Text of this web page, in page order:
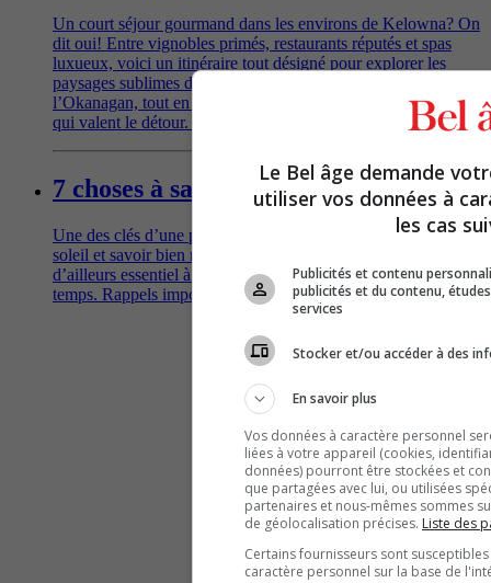
Un court séjour gourmand dans les environs de Kelowna? On
dit oui! Entre vignobles primés, restaurants réputés et spas
luxueux, voici un itinéraire tout désigné pour explorer les
paysages sublimes de Lake Country, au cœur de la vallée de
l’Okanagan, tout en découvrant des trésors gastronomiques
qui valent le détour. Suivez le guide!
7 choses à savoir sur la crème solaire
Une des clés d’une peau en santé? Limiter l’exposition au
soleil et savoir bien manier la protection solaire, un allié
d’ailleurs essentiel à longueur d’année, beau temps, mauvais
temps. Rappels importants et conseils pratiques.
Le Bel âge demande
utiliser vos données à
les cas
Publicités et contenu
publicités et du contenu,
services
Stocker et/ou accéder à des
En savoir plus
Vos données à caractère personnel
liées à votre appareil (cookies,
données) pourront être stockées et
que partagées avec lui, ou utilisées
partenaires et nous-mêmes sommes
de géolocalisation précises. Liste des
Certains fournisseurs sont
caractère personnel sur la base de